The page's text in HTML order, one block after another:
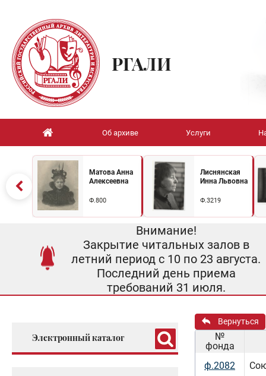
РГАЛИ
Об архиве Услуги
Матова Анна
Алексеевна
Ф.800
Лиснянская
Инна Львовна
Ф.3219
Внимание!
Закрытие читальных залов в
летний период с 10 по 23 августа.
Последний день приема
требований 31 июля.
Электронный каталог
Вернуться
№
фонда
ф.2082